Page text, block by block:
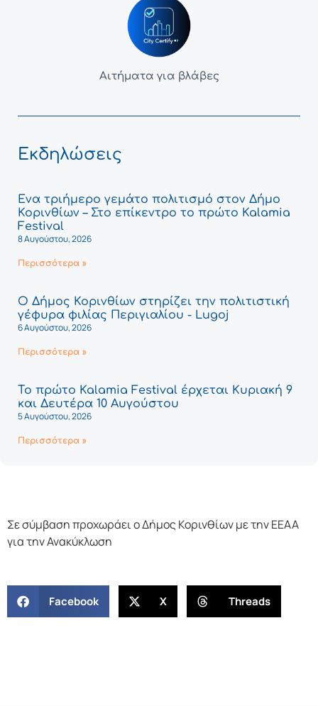
Αιτήματα για βλάβες
Εκδηλώσεις
Ένα τριήμερο γεμάτο πολιτισμό στον Δήμο
Κορινθίων – Στο επίκεντρο το πρώτο Kalamia
Festival
8 Αυγούστου, 2026
Περισσότερα »
Ο Δήμος Κορινθίων στηρίζει την πολιτιστική
γέφυρα φιλίας Περιγιαλίου - Lugoj
6 Αυγούστου, 2026
Περισσότερα »
Το πρώτο Kalamia Festival έρχεται Κυριακή 9
και Δευτέρα 10 Αυγούστου
5 Αυγούστου, 2026
Περισσότερα »
Σε σύμβαση προχωράει ο Δήμος Κορινθίων με την ΕΕΑΑ
για την Ανακύκλωση
Facebook X Threads